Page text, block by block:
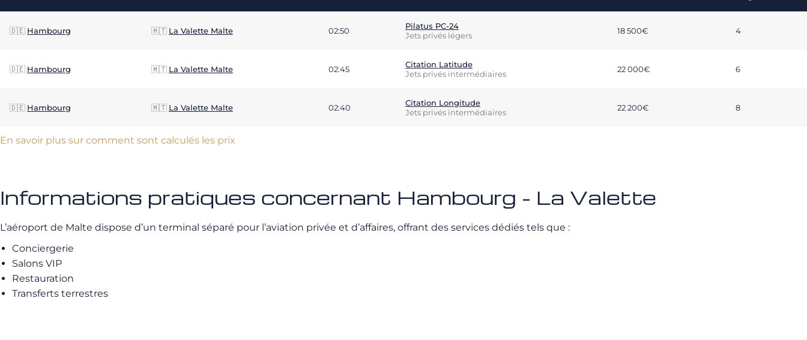
🇩🇪 Hambourg 🇲🇹 La Valette Malte 02:50
Pilatus PC-24
Jets privés légers
18 500€ 4
🇩🇪 Hambourg 🇲🇹 La Valette Malte 02:45
Citation Latitude
Jets privés intermédiaires
22 000€ 6
🇩🇪 Hambourg 🇲🇹 La Valette Malte 02:40
Citation Longitude
Jets privés intermédiaires
22 200€ 8
En savoir plus sur comment sont calculés les prix
Informations pratiques concernant Hambourg - La Valette
L’aéroport de Malte dispose d’un terminal séparé pour l’aviation privée et d’affaires, offrant des services dédiés tels que :
Conciergerie
Salons VIP
Restauration
Transferts terrestres